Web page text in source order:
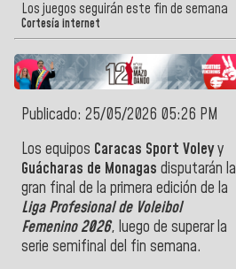
Los juegos seguirán este fin de semana
Cortesía internet
Publicado: 25/05/2026 05:26 PM
Los equipos Caracas Sport Voleyy
Guácharas de Monagas disputarán la
gran final de la primera edición de la
Liga Profesional de Voleibol
Femenino 2026, luego de superar la
serie semifinal del fin semana.